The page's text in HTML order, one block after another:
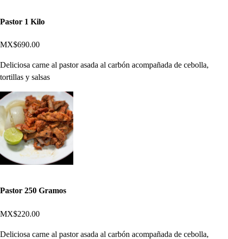
Pastor 1 Kilo
MX$690.00
Deliciosa carne al pastor asada al carbón acompañada de cebolla,
tortillas y salsas
Pastor 250 Gramos
MX$220.00
Deliciosa carne al pastor asada al carbón acompañada de cebolla,